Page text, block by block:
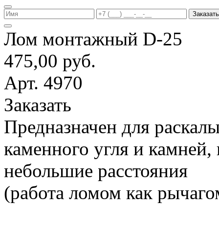
Заказать
Лом монтажный D-25
475,00 руб.
Арт. 4970
Заказать
Предназначен для
каменного угля и
небольшие расстояния
(работа ломом как